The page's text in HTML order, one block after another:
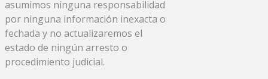
asumimos ninguna responsabilidad
por ninguna información inexacta o
fechada y no actualizaremos el
estado de ningún arresto o
procedimiento judicial.